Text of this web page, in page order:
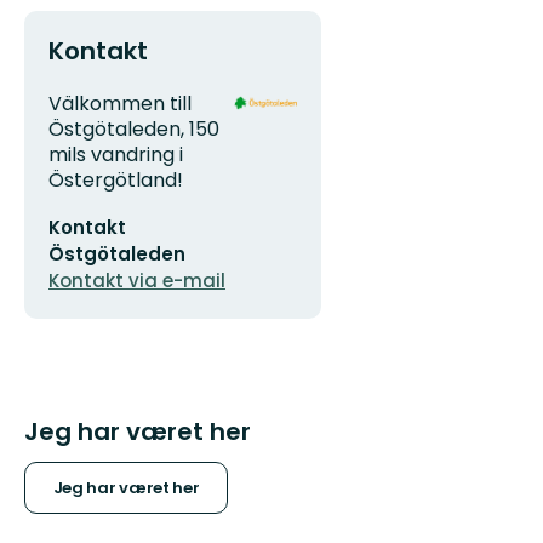
Kontakt
Adresse
Välkommen till
Östgötaleden, 150
mils vandring i
Östergötland!
mailadresse
Kontakt
Östgötaleden
Kontakt via e-mail
Organisationens
Jeg har været her
Jeg har været her